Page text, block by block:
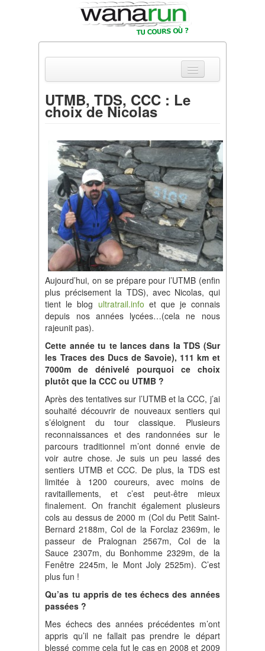
Actualités
Parcours & Courses
Outils & Réseaux
UTMB, TDS, CCC : Le
choix de Nicolas
Aujourd’hui, on se prépare pour l’UTMB (enfin
plus précisement la TDS), avec Nicolas, qui
tient le blog ultratrail.info et que je connais
depuis nos années lycées…(cela ne nous
rajeunit pas).
Cette année tu te lances dans la TDS (Sur
les Traces des Ducs de Savoie), 111 km et
7000m de dénivelé pourquoi ce choix
plutôt que la CCC ou UTMB ?
Après des tentatives sur l’UTMB et la CCC, j’ai
souhaité découvrir de nouveaux sentiers qui
s’éloignent du tour classique. Plusieurs
reconnaissances et des randonnées sur le
parcours traditionnel m’ont donné envie de
voir autre chose. Je suis un peu lassé des
sentiers UTMB et CCC. De plus, la TDS est
limitée à 1200 coureurs, avec moins de
ravitaillements, et c’est peut-être mieux
finalement. On franchit également plusieurs
cols au dessus de 2000 m (Col du Petit Saint-
Bernard 2188m, Col de la Forclaz 2369m, le
passeur de Pralognan 2567m, Col de la
Sauce 2307m, du Bonhomme 2329m, de la
Fenêtre 2245m, le Mont Joly 2525m). C’est
plus fun !
Qu’as tu appris de tes échecs des années
passées ?
Mes échecs des années précédentes m’ont
appris qu’il ne fallait pas prendre le départ
blessé comme cela fut le cas en 2008 et 2009